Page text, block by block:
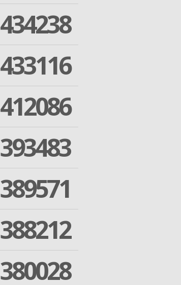
434238
433116
412086
393483
389571
388212
380028